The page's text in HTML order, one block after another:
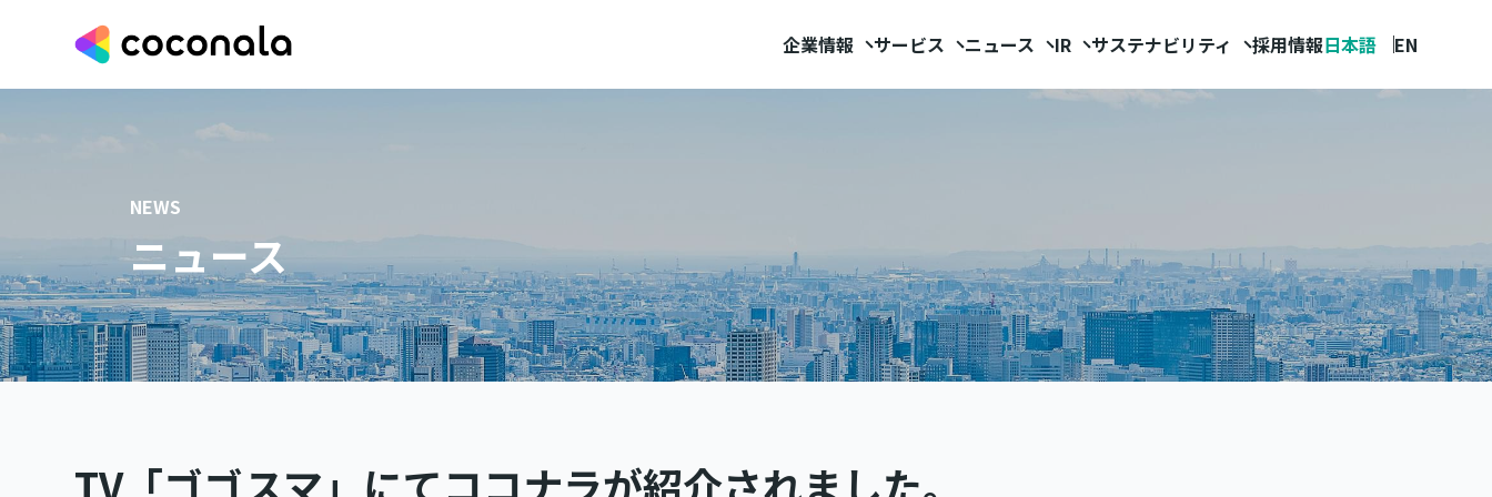
企業情報 サービス ニュース IR サステナビリティ 採用情報日本語 EN
NEWS
ニュース
TV「ゴゴスマ」にてココナラが紹介されました。